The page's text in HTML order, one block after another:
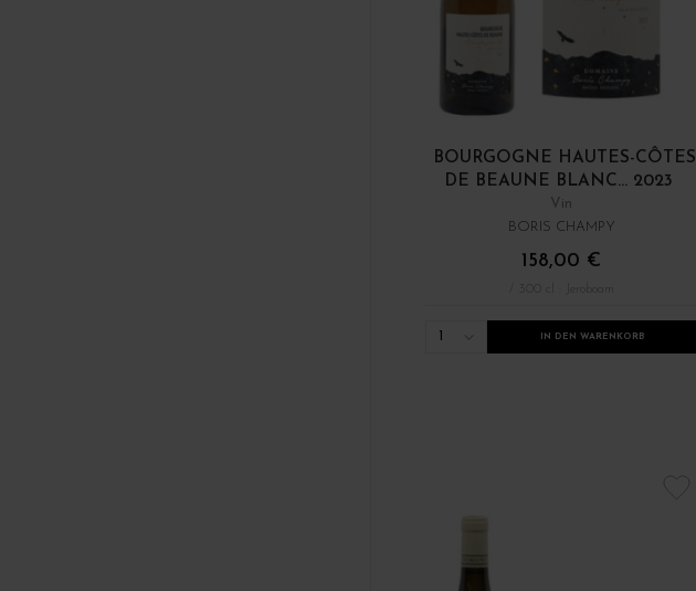
BOURGOGNE HAUTES-CÔTES
DE BEAUNE BLANC... 2023
Vin
BORIS CHAMPY
158,00 €
/ 300 cl : Jeroboam
1 IN DEN WARENKORB